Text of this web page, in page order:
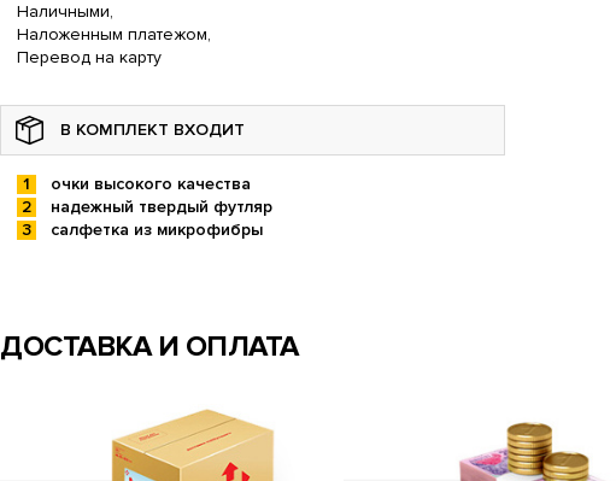
Наличными,
Наложенным платежом,
Перевод на карту
В КОМПЛЕКТ ВХОДИТ
очки высокого качества
надежный твердый футляр
салфетка из микрофибры
ДОСТАВКА И ОПЛАТА